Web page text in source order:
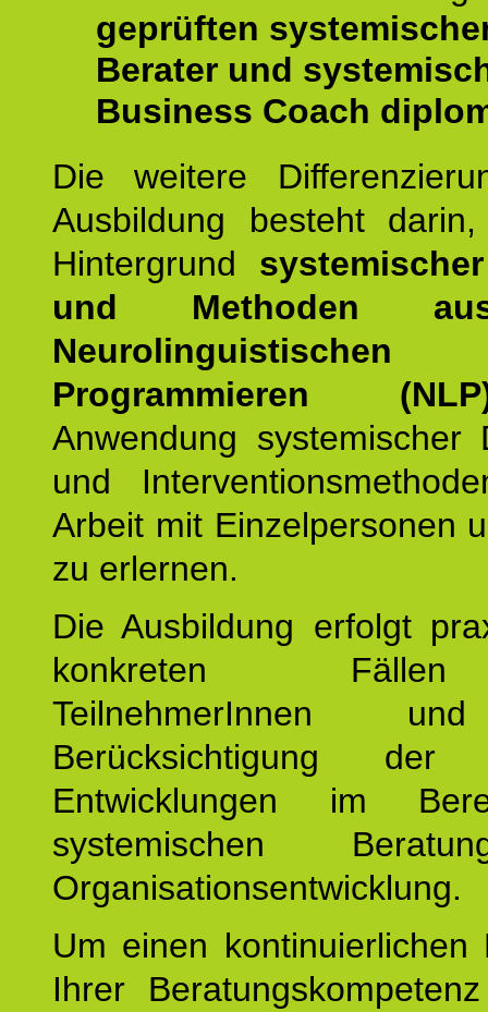
geprüften
Berater und
Business Coach
Die weitere
Ausbildung besteht
Hintergrund
und Methoden
Neurolinguistischen
Programmieren
Anwendung systemischer
und
Arbeit mit Einzelpersonen
zu erlernen.
Die Ausbildung erfolgt
konkreten
TeilnehmerInnen
Berücksichtigung der
Entwicklungen im
systemischen
Organisationsentwicklung.
Um einen kontinuierlichen
Ihrer